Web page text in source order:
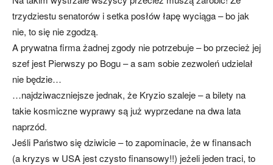
trzydziestu senatorów i setka posłów łapę wyciąga – bo jak
nie, to się nie zgodzą.
A prywatna firma żadnej zgody nie potrzebuje – bo przecież jej
szef jest Pierwszy po Bogu – a sam sobie zezwoleń udzielał
nie będzie…
…najdziwaczniejsze jednak, że Kryzio szaleje – a bilety na
takie kosmiczne wyprawy są już wyprzedane na dwa lata
naprzód.
Jeśli Państwo się dziwicie – to zapominacie, że w finansach
(a kryzys w USA jest czysto finansowy!!) jeżeli jeden traci, to